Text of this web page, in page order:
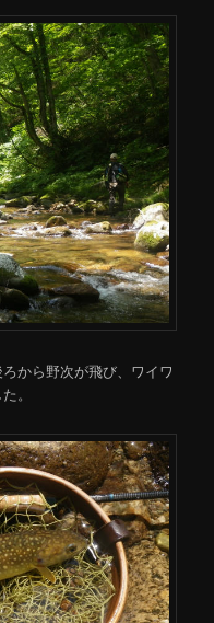
から野次が飛び、ワイワ
。